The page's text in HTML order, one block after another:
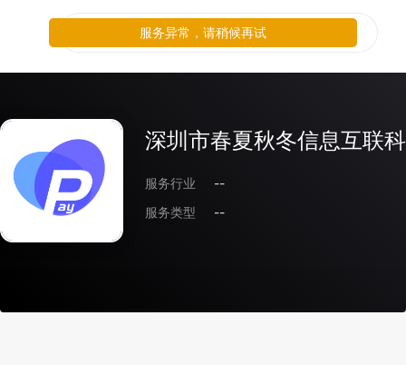
深圳市春夏秋冬信息互联
服务行业
--
服务类型
--
服务异常，请稍候再试